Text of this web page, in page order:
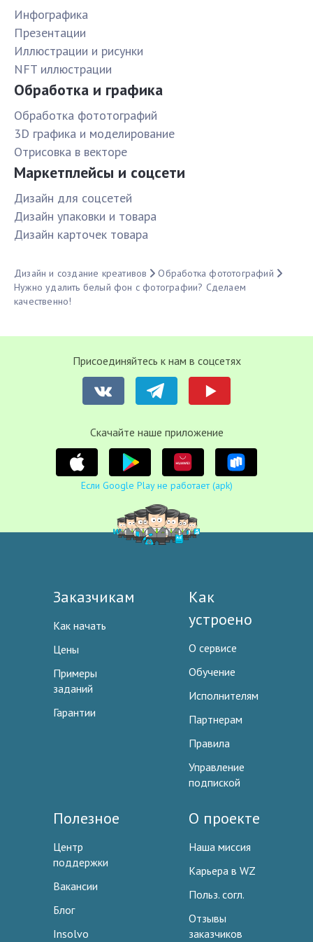
Инфографика
Презентации
Иллюстрации и рисунки
NFT иллюстрации
Обработка и графика
Обработка фототографий
3D графика и моделирование
Отрисовка в векторе
Маркетплейсы и соцсети
Дизайн для соцсетей
Дизайн упаковки и товара
Дизайн карточек товара
Дизайн и создание креативов
Обработка фототографий
Нужно удалить белый фон с фотографии? Сделаем
качественно!
Присоединяйтесь к нам в соцсетях
Cкачайте наше приложение
Если Google Play не работает (apk)
Заказчикам
Как начать
Цены
Примеры
заданий
Гарантии
Как
устроено
О сервисе
Обучение
Исполнителям
Партнерам
Правила
Управление
подпиской
Полезное
Центр
поддержки
Вакансии
Блог
Insolvo
О проекте
Наша миссия
Карьера в WZ
Польз. согл.
Отзывы
заказчиков